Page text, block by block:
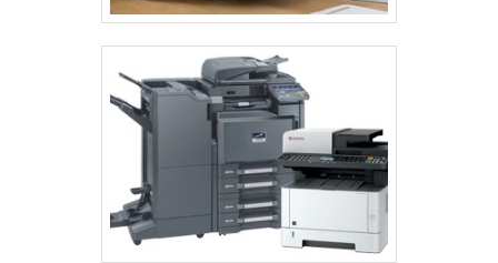
melhor experiência de uso. Verificar e substituir as
peças desgastadas, como cilindros e cartuchos, é
uma prática recomendada que ajuda a manter a
eficiência do equipamento.
Aproveitar os serviços de manutenção oferecidos pelo
fabricante ou revendedores é uma escolha sensata.
Esses serviços podem incluir atualizações de
software e diagnósticos que podem identificar
problemas antes que se tornem graves.